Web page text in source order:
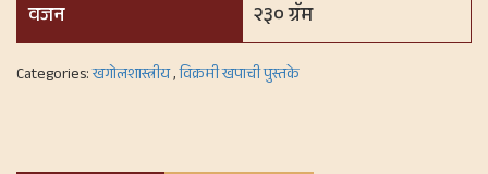
वजन
२३० ग्रॅम
Categories:खगोलशास्त्रीय,विक्रमी खपाची पुस्तके